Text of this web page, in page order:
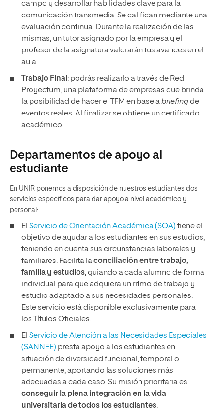
campo y desarrollar habilidades clave para la
comunicación transmedia. Se califican mediante una
evaluación continua. Durante la realización de las
mismas, un tutor asignado por la empresa y el
profesor de la asignatura valorarán tus avances en el
aula.
Trabajo Final : podrás realizarlo a través de Red
Proyectum, una plataforma de empresas que brinda
la posibilidad de hacer el TFM en base abriefingde
eventos reales. Al finalizar se obtiene un certificado
académico.
Departamentos de apoyo al
estudiante
En UNIR ponemos a disposición de nuestros estudiantes dos
servicios específicos para dar apoyo a nivel académico y
personal:
El Servicio de Orientación Académica (SOA) tiene el
objetivo de ayudar a los estudiantes en sus estudios,
teniendo en cuenta sus circunstancias laborales y
familiares. Facilita laconciliación entre trabajo,
familia y estudios, guiando a cada alumno de forma
individual para que adquiera un ritmo de trabajo y
estudio adaptado a sus necesidades personales.
Este servicio está disponible exclusivamente para
los Títulos Oficiales.
El Servicio de Atención a las Necesidades Especiales
(SANNEE) presta apoyo a los estudiantes en
situación de diversidad funcional, temporal o
permanente, aportando las soluciones más
adecuadas a cada caso. Su misión prioritaria es
conseguir la plena integración en la vida
universitaria de todos los estudiantes.